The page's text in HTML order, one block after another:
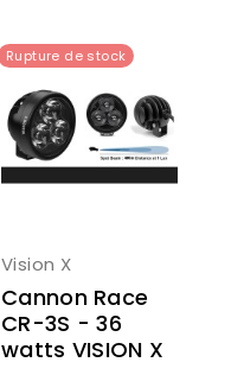
Rupture de stock
Vision X
Cannon Race
CR-3S - 36
watts VISION X